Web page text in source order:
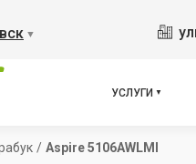
▼
УСЛУГИ
/ Aspire 5106AWLMI